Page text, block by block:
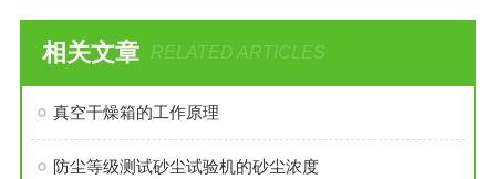
相关文章 RELATED ARTICLES
真空干燥箱的工作原理
防尘等级测试砂尘试验机的砂尘浓度